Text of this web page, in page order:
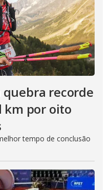
recorde
km por oito
tempo de conclusão